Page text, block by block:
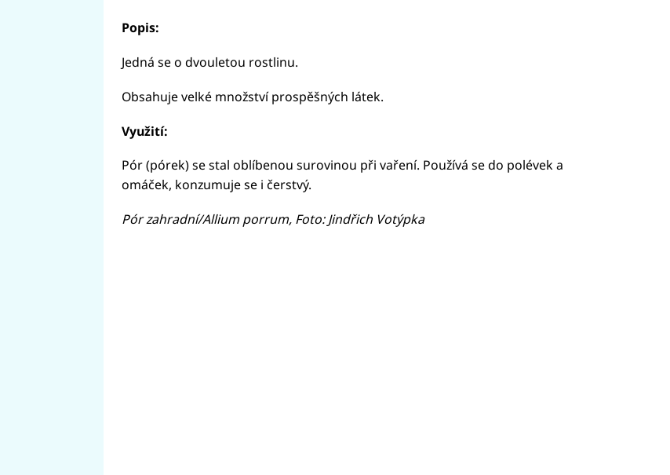
Popis:
Jedná se o dvouletou rostlinu.
Obsahuje velké množství prospěšných látek.
Využití:
Pór (pórek) se stal oblíbenou surovinou při vaření. Používá se do polévek a
omáček, konzumuje se i čerstvý.
Pór zahradní/Allium porrum, Foto: Jindřich Votýpka